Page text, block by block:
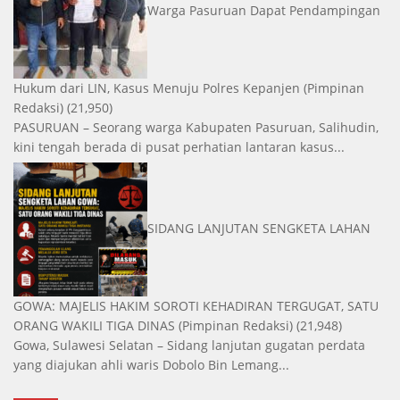
Warga Pasuruan Dapat Pendampingan
Hukum dari LIN, Kasus Menuju Polres Kepanjen (Pimpinan
Redaksi) (21,950)
PASURUAN – Seorang warga Kabupaten Pasuruan, Salihudin,
kini tengah berada di pusat perhatian lantaran kasus...
SIDANG LANJUTAN SENGKETA LAHAN
GOWA: MAJELIS HAKIM SOROTI KEHADIRAN TERGUGAT, SATU
ORANG WAKILI TIGA DINAS (Pimpinan Redaksi) (21,948)
Gowa, Sulawesi Selatan – Sidang lanjutan gugatan perdata
yang diajukan ahli waris Dobolo Bin Lemang...